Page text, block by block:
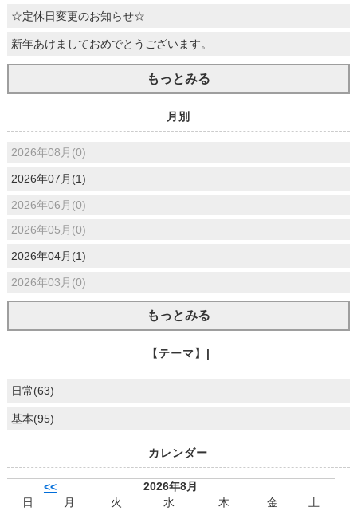
☆定休日変更のお知らせ☆
新年あけましておめでとうございます。
もっとみる
月別
2026年08月(0)
2026年07月(1)
2026年06月(0)
2026年05月(0)
2026年04月(1)
2026年03月(0)
もっとみる
【テーマ】|
日常(63)
基本(95)
カレンダー
<<
2026年8月
日
月 火 水 木 金
土